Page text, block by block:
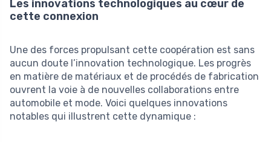
Les innovations technologiques au cœur de
cette connexion
Une des forces propulsant cette coopération est sans
aucun doute l’innovation technologique. Les progrès
en matière de matériaux et de procédés de fabrication
ouvrent la voie à de nouvelles collaborations entre
automobile et mode. Voici quelques innovations
notables qui illustrent cette dynamique :